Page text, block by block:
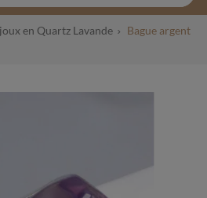
en Quartz Lavande
Bague argent